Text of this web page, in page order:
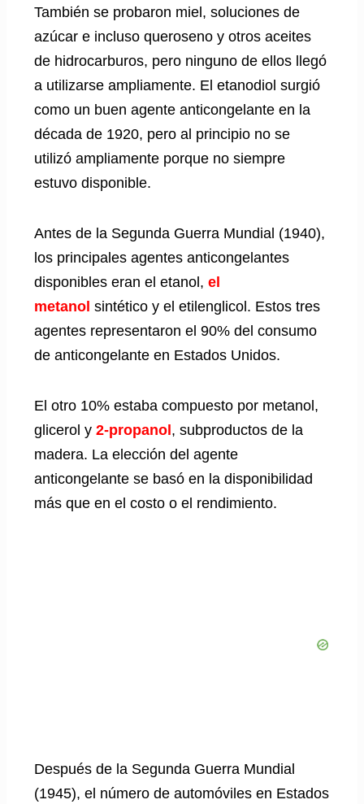
También se probaron miel, soluciones de
azúcar e incluso queroseno y otros aceites
de hidrocarburos, pero ninguno de ellos llegó
a utilizarse ampliamente. El etanodiol surgió
como un buen agente anticongelante en la
década de 1920, pero al principio no se
utilizó ampliamente porque no siempre
estuvo disponible.
Antes de la Segunda Guerra Mundial (1940),
los principales agentes anticongelantes
disponibles eran el etanol, el
metanol sintético y el etilenglicol. Estos tres
agentes representaron el 90% del consumo
de anticongelante en Estados Unidos.
El otro 10% estaba compuesto por metanol,
glicerol y 2-propanol, subproductos de la
madera. La elección del agente
anticongelante se basó en la disponibilidad
más que en el costo o el rendimiento.
Después de la Segunda Guerra Mundial
(1945), el número de automóviles en Estados